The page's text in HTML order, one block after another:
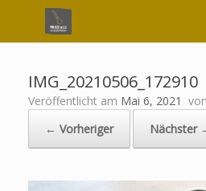
IMG_20210506_172910
Veröffentlicht am Mai 6, 2021 von
← Vorheriger
Nächster